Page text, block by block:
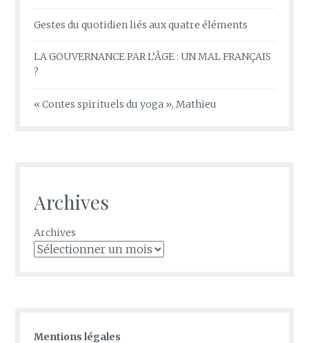
Gestes du quotidien liés aux quatre éléments
LA GOUVERNANCE PAR L’ÂGE : UN MAL FRANÇAIS
?
« Contes spirituels du yoga », Mathieu
Archives
Archives
Mentions légales